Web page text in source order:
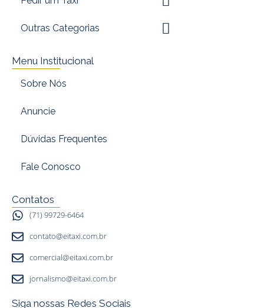
Outras Categorias
Menu Institucional
Sobre Nós
Anuncie
Dúvidas Frequentes
Fale Conosco
Contatos
(71) 99729-6464
contato@eitaxi.com.br
comercial@eitaxi.com.br
jornalismo@eitaxi.com.br
Siga nossas Redes Sociais